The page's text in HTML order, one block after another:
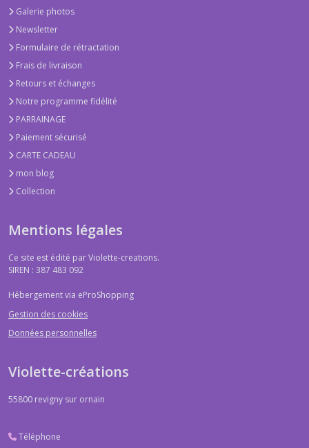
Galerie photos
Newsletter
Formulaire de rétractation
Frais de livraison
Retours et échanges
Notre programme fidélité
PARRAINAGE
Paiement sécurisé
CARTE CADEAU
mon blog
Collection
Mentions légales
Ce site est édité par Violette-creations.
SIREN : 387 483 092
Hébergement via eProShopping
Gestion des cookies
Données personnelles
Violette-créations
55800 revigny sur ornain
Téléphone